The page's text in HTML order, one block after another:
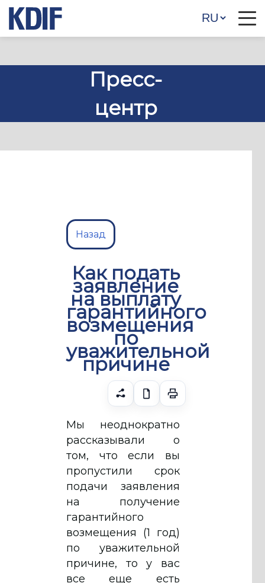
Пресс-
центр
Назад
Как подать
заявление
на выплату
гарантийного
возмещения
по
уважительной
причине
Мы неоднократно
рассказывали о
том, что если вы
пропустили срок
подачи заявления
на получение
гарантийного
возмещения (1 год)
по уважительной
причине, то у вас
все еще есть